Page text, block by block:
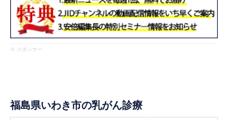
※ スポンサー
福島県いわき市の乳がん診療